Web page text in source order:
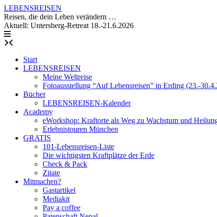
Skip
to
content
LEBENSREISEN
Reisen, die dein Leben verändern …
Aktuell: Untersberg-Retreat 18.-21.6.2026
Start
LEBENSREISEN
Meine Weltreise
Fotoausstellung “Auf Lebensreisen” in Erding (23.-
Bücher
LEBENSREISEN-Kalender
Academy
eWorkshop: Kraftorte als Weg zu Wachstum und
Erlebnistouren München
GRATIS
101-Lebensreisen-Liste
Die wichtigsten Kraftplätze der Erde
Check & Pack
Zitate
Mitmachen?
Gastartikel
Mediakit
Pay a coffee